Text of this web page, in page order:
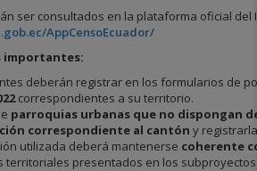
ser consultados en la plataforma oficial del
AppCensoEcuador/
importantes:
deberán registrar en los formularios de
correspondientes a su territorio.
parroquias urbanas que no dispongan
correspondiente al cantón y
utilizada deberá mantenerse coherente
territoriales presentados en los subproyectos.